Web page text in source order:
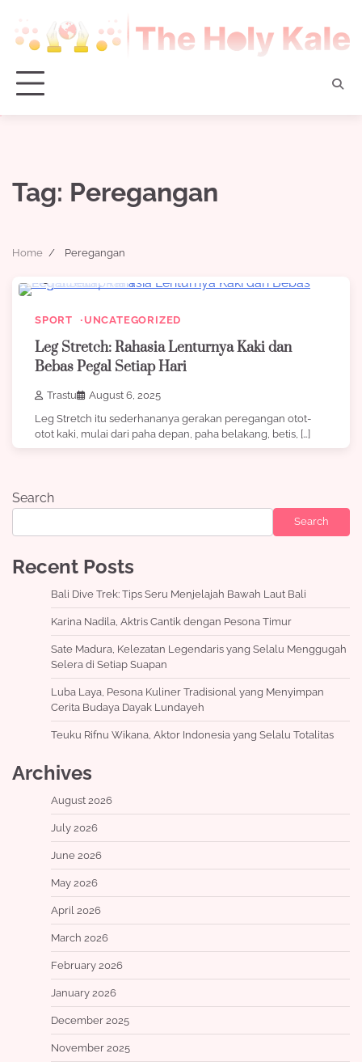
content
Tag: Peregangan
Home Peregangan
SPORT UNCATEGORIZED
Leg Stretch: Rahasia Lenturnya Kaki dan
Bebas Pegal Setiap Hari
Trastu
August 6, 2025
Leg Stretch itu sederhananya gerakan peregangan otot-
otot kaki, mulai dari paha depan, paha belakang, betis, […]
Search
Search
Recent Posts
Bali Dive Trek: Tips Seru Menjelajah Bawah Laut Bali
Karina Nadila, Aktris Cantik dengan Pesona Timur
Sate Madura, Kelezatan Legendaris yang Selalu Menggugah
Selera di Setiap Suapan
Luba Laya, Pesona Kuliner Tradisional yang Menyimpan
Cerita Budaya Dayak Lundayeh
Teuku Rifnu Wikana, Aktor Indonesia yang Selalu Totalitas
Archives
August 2026
July 2026
June 2026
May 2026
April 2026
March 2026
February 2026
January 2026
December 2025
November 2025